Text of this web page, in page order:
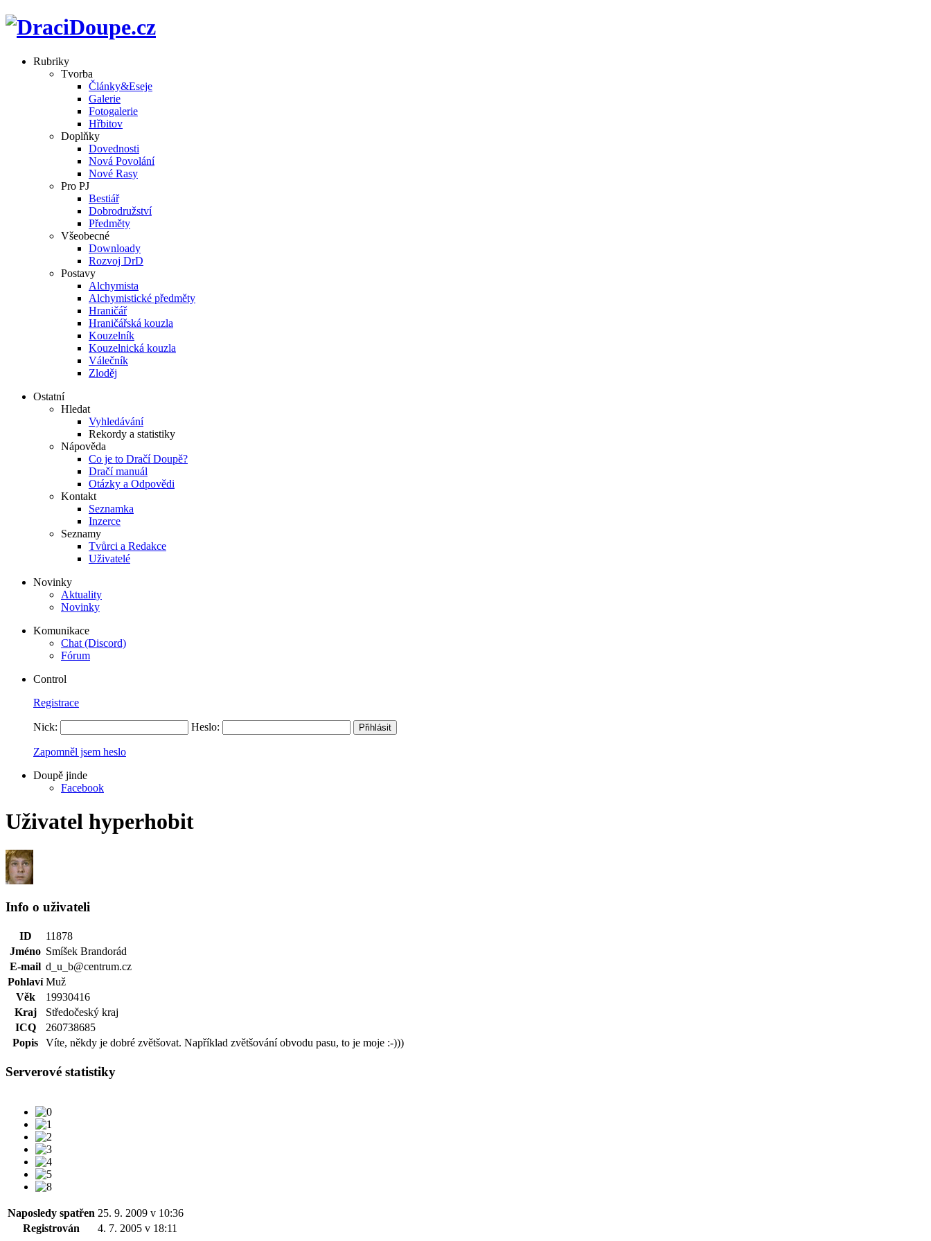
Rubriky
Tvorba
Články&Eseje
Galerie
Fotogalerie
Hřbitov
Doplňky
Dovednosti
Nová Povolání
Nové Rasy
Pro PJ
Bestiář
Dobrodružství
Předměty
Všeobecné
Downloady
Rozvoj DrD
Postavy
Alchymista
Alchymistické předměty
Hraničář
Hraničářská kouzla
Kouzelník
Kouzelnická kouzla
Válečník
Zloděj
Ostatní
Hledat
Vyhledávání
Rekordy a statistiky
Nápověda
Co je to Dračí Doupě?
Dračí manuál
Otázky a Odpovědi
Kontakt
Seznamka
Inzerce
Seznamy
Tvůrci a Redakce
Uživatelé
Novinky
Aktuality
Novinky
Komunikace
Chat (Discord)
Fórum
Control
Registrace
Nick: Heslo:
Zapomněl jsem heslo
Doupě jinde
Facebook
Uživatel hyperhobit
Info o uživateli
ID
11878
Jméno Smíšek Brandorád
E-mail d_u_b@centrum.cz
Pohlaví Muž
Věk
19930416
Kraj
Středočeský kraj
ICQ
260738685
Popis
Víte, někdy je dobré zvětšovat. Například zvětšování obvodu pasu, to je moje :-)))
Serverové statistiky
Naposledy spatřen 25. 9. 2009 v 10:36
Registrován
4. 7. 2005 v 18:11